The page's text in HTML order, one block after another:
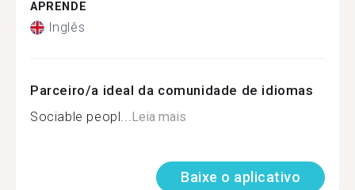
APRENDE
Inglês
Parceiro/a ideal da comunidade de idiomas
Sociable peopl...Leia mais
Baixe o aplicativo